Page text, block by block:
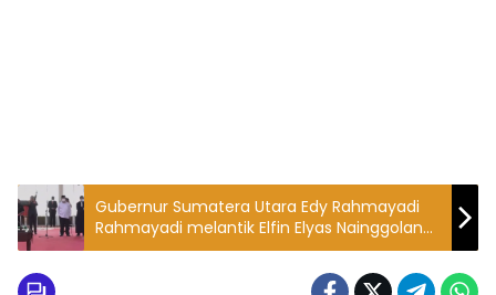
Gubernur Sumatera Utara Edy Rahmayadi
Rahmayadi melantik Elfin Elyas Nainggolan
sebagai Penjabat (Pj) Bupati Tapanuli
Tengah menggantikan Yetty Sembiring.